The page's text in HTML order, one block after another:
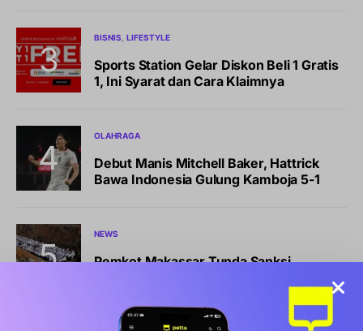
BISNIS LIFESTYLE
Sports Station Gelar Diskon Beli 1 Gratis
1, Ini Syarat dan Cara Klaimnya
OLAHRAGA
Debut Manis Mitchell Baker, Hattrick
Bawa Indonesia Gulung Kamboja 5-1
NEWS
Pemkot Makassar Tunda Sanksi